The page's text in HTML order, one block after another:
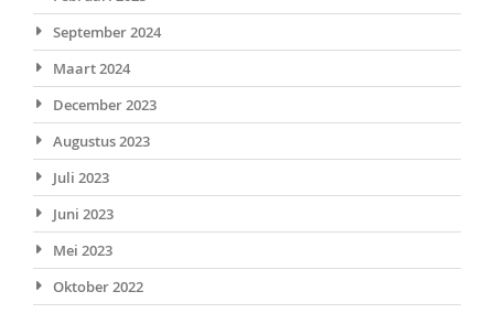
September 2024
Maart 2024
December 2023
Augustus 2023
Juli 2023
Juni 2023
Mei 2023
Oktober 2022